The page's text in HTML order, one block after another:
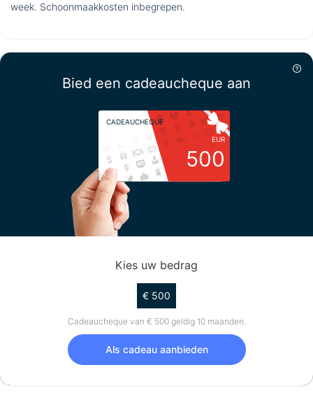
week. Schoonmaakkosten inbegrepen.
Bied een cadeaucheque aan
CADEAUCHEQUE
EUR
500
Kies uw bedrag
€ 500
Cadeaucheque van € 500 geldig 10 maanden.
Als cadeau aanbieden